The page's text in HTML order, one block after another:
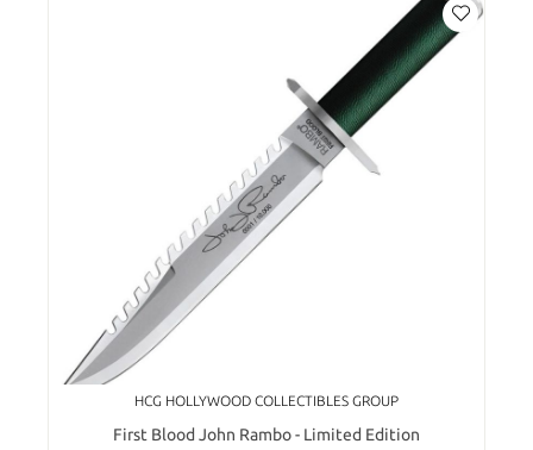
HCG HOLLYWOOD COLLECTIBLES GROUP
First Blood John Rambo - Limited Edition